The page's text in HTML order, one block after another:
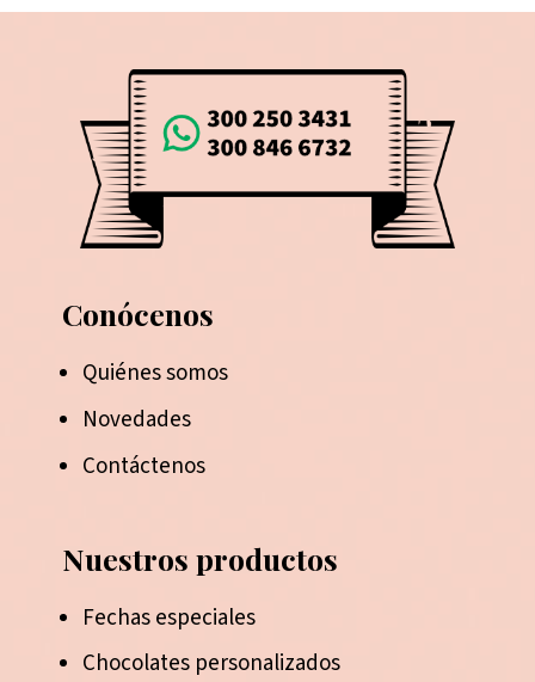
Conócenos
Quiénes somos
Novedades
Contáctenos
Nuestros productos
Fechas especiales
Chocolates personalizados